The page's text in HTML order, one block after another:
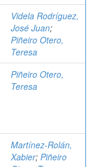
Videla Rodríguez,
José Juan;
Piñeiro Otero,
Teresa
Piñeiro Otero,
Teresa
Martínez-Rolán,
Xabier; Piñeiro